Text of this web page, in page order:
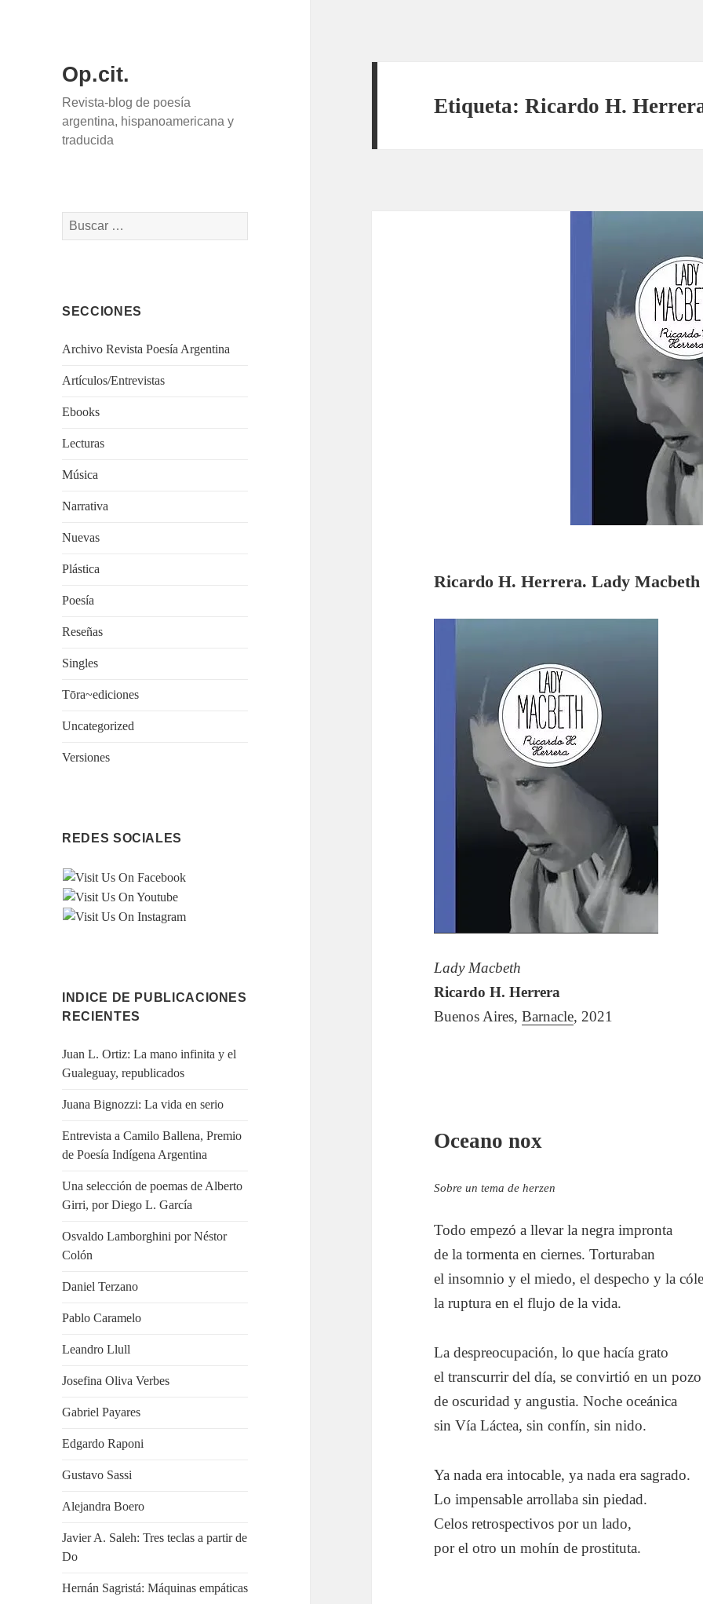
Op.cit.
Revista-blog de poesía
argentina, hispanoamericana y
traducida
Buscar:
SECCIONES
Archivo Revista Poesía Argentina
Artículos/Entrevistas
Ebooks
Lecturas
Música
Narrativa
Nuevas
Plástica
Poesía
Reseñas
Singles
Tōra~ediciones
Uncategorized
Versiones
REDES SOCIALES
INDICE DE PUBLICACIONES
RECIENTES
Juan L. Ortiz: La mano infinita y el
Gualeguay, republicados
Juana Bignozzi: La vida en serio
Entrevista a Camilo Ballena, Premio
de Poesía Indígena Argentina
Una selección de poemas de Alberto
Girri, por Diego L. García
Osvaldo Lamborghini por Néstor
Colón
Daniel Terzano
Pablo Caramelo
Leandro Llull
Josefina Oliva Verbes
Gabriel Payares
Edgardo Raponi
Gustavo Sassi
Alejandra Boero
Javier A. Saleh: Tres teclas a partir de
Do
Hernán Sagristá: Máquinas empáticas
Etiqueta:Ricardo H.
Ricardo H. Herrera. Lady Macbeth
Lady Macbeth
Ricardo H. Herrera
Buenos Aires,Barnacle, 2021
Oceano nox
Sobre un tema de herzen
Todo empezó a llevar la negra impronta
de la tormenta en ciernes. Torturaban
el insomnio y el miedo, el despecho y la
la ruptura en el flujo de la vida.
La despreocupación, lo que hacía grato
el transcurrir del día, se convirtió en un pozo
de oscuridad y angustia. Noche oceánica
sin Vía Láctea, sin confín, sin nido.
Ya nada era intocable, ya nada era sagrado.
Lo impensable arrollaba sin piedad.
Celos retrospectivos por un lado,
por el otro un mohín de prostituta.